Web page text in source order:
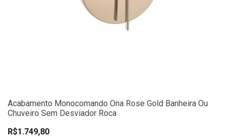
Acabamento Monocomando Ona Rose Gold Banheira Ou
Chuveiro Sem Desviador Roca
R$1.749,80